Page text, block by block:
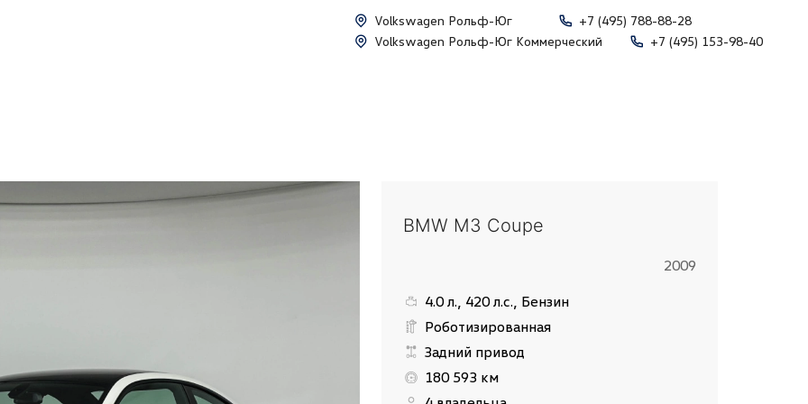
Volkswagen Рольф-Юг
+7 (495) 788-88-28
Volkswagen Рольф-Юг Коммерческий
+7 (495) 153-98-40
BMW M3 Coupe
2009
4.0 л., 420 л.с., Бензин
Роботизированная
Задний привод
180 593 км